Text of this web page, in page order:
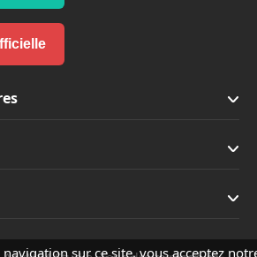
sur ce site, vous acceptez